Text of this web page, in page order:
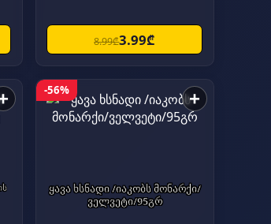
8.99₾3.99₾
-56% +
ყავა ხსნადი /იაკობს მონარქი/
ველვეტი/95გრ